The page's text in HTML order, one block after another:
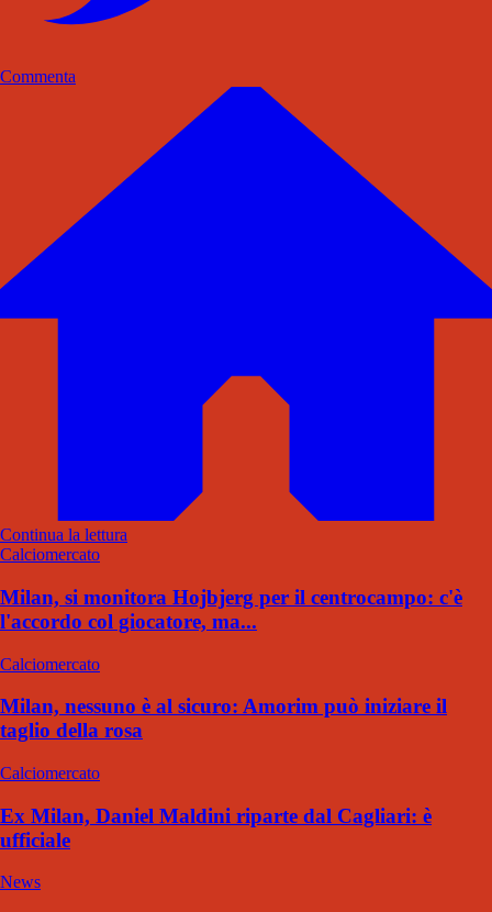
Commenta
Continua la lettura
Calciomercato
Milan, si monitora Hojbjerg per il centrocampo: c'è
l'accordo col giocatore, ma...
Calciomercato
Milan, nessuno è al sicuro: Amorim può iniziare il
taglio della rosa
Calciomercato
Ex Milan, Daniel Maldini riparte dal Cagliari: è
ufficiale
News